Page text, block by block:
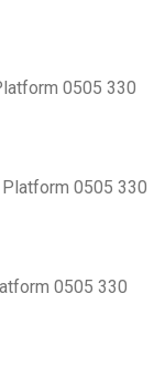
0505 330
0505 330
0505 330